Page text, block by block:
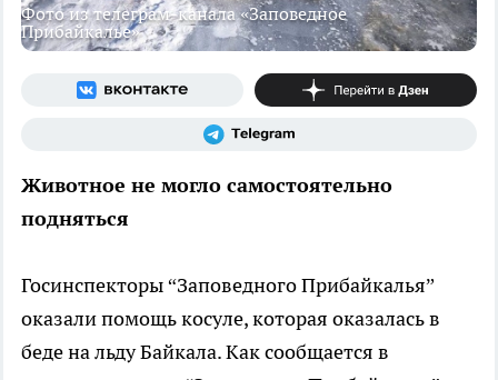
Фото из телеграм-канала «Заповедное
Прибайкалье»
Животное не могло самостоятельно
подняться
Госинспекторы “Заповедного Прибайкалья”
оказали помощь косуле, которая оказалась в
беде на льду Байкала. Как сообщается в